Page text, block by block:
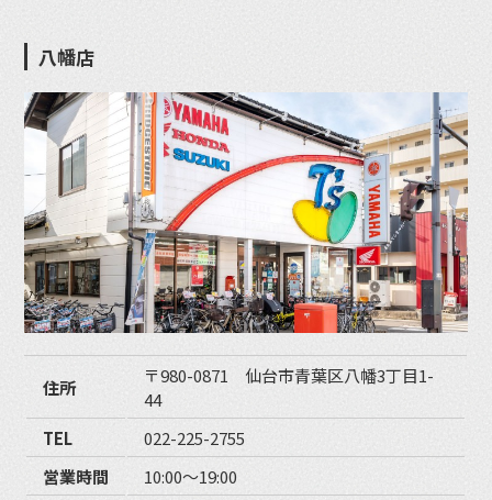
八幡店
住所
〒980-0871 仙台市青葉区八幡3丁目1-
44
TEL
022-225-2755
営業時間
10:00〜19:00